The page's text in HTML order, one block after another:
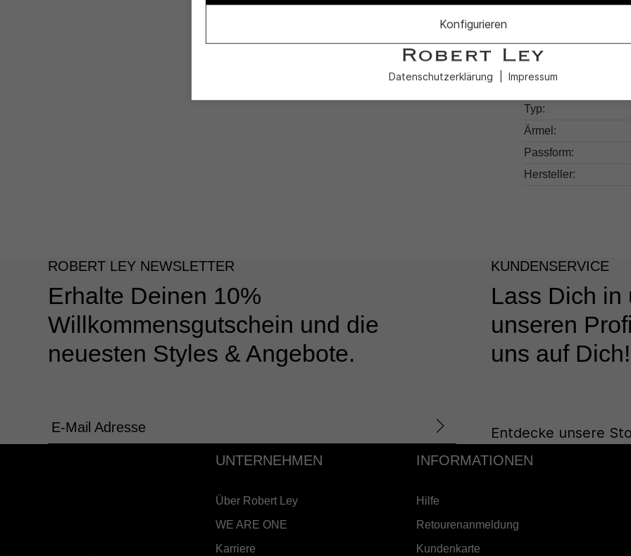
Muster:
Kragen:
Typ:
Ärmel:
Passform:
Hersteller:
ROBERT LEY NEWSLETTER
Erhalte Deinen 10%
Willkommensgutschein und die
neuesten Styles & Angebote.
E-Mail Adresse
KUNDENSERVICE
Lass Dich in
unseren
uns auf Dich!
Entdecke unsere
UNTERNEHMEN
Über Robert Ley
WE ARE ONE
Karriere
INFORMATIONEN
Hilfe
Retourenanmeldung
Kundenkarte
Konfigurieren
Datenschutzerklärung Impressum